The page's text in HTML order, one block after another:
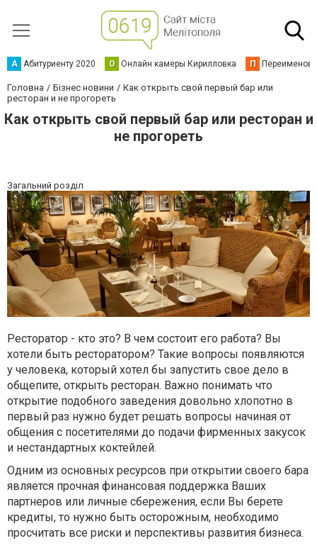
А Абитуриенту 2020 О Онлайн камеры Кирилловка П
Головна Бізнес новини
Как открыть свой первый бар или
ресторан и не прогореть
Как открыть свой первый бар или ресторан и
не прогореть
Загальний розділ
Ресторатор - кто это? В чем состоит его работа? Вы
хотели быть ресторатором? Такие вопросы появляются
у человека, который хотел бы запустить свое дело в
общепите, открыть ресторан. Важно понимать что
открытие подобного заведения довольно хлопотно в
первый раз нужно будет решать вопросы начиная от
общения с посетителями до подачи фирменных закусок
и нестандартных коктейлей.
Одним из основных ресурсов при открытии своего бара
является прочная финансовая поддержка Ваших
партнеров или личные сбережения, если Вы берете
кредиты, то нужно быть осторожным, необходимо
просчитать все риски и перспективы развития бизнеса.